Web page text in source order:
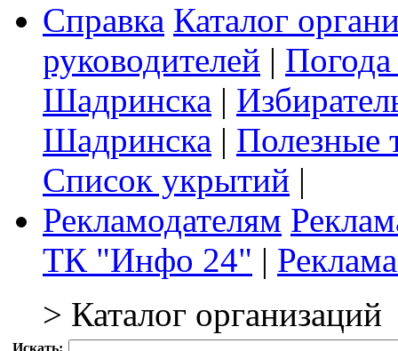
Справка Каталог
руководителей |
Шадринска |
Шадринска | Полезные
Список укрытий |
Рекламодателям
ТК "Инфо 24" |
> Каталог организаций
Искать: